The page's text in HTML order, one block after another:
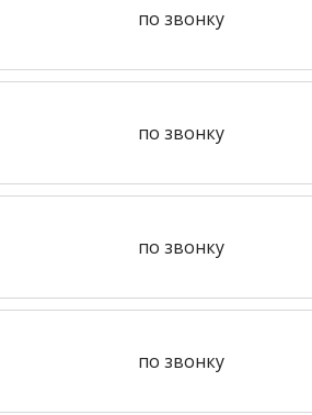
по звонку
по звонку
по звонку
по звонку